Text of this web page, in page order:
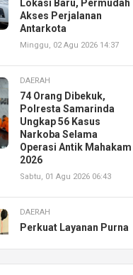
Lokasi Baru, Permudah
Akses Perjalanan
Antarkota
Minggu, 02 Agu 2026 14:37
DAERAH
74 Orang Dibekuk,
Polresta Samarinda
Ungkap 56 Kasus
Narkoba Selama
Operasi Antik Mahakam
2026
Sabtu, 01 Agu 2026 06:43
DAERAH
Perkuat Layanan Purna
Resmikan AHASS